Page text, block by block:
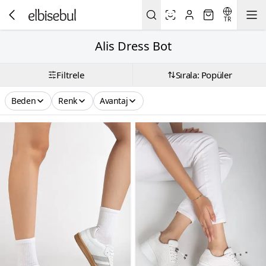
TR
Alis Dress Bot
Filtrele Sırala: Popüler
Beden Renk Avantaj